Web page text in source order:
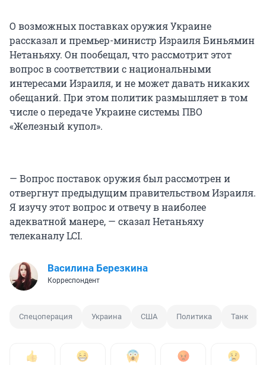
О возможных поставках оружия Украине
рассказал и премьер-министр Израиля Биньямин
Нетаньяху. Он пообещал, что рассмотрит этот
вопрос в соответствии с национальными
интересами Израиля, и не может давать никаких
обещаний. При этом политик размышляет в том
числе о передаче Украине системы ПВО
«Железный купол».
— Вопрос поставок оружия был рассмотрен и
отвергнут предыдущим правительством Израиля.
Я изучу этот вопрос и отвечу в наиболее
адекватной манере, — сказал Нетаньяху
телеканалу LCI.
Василина Березкина
Корреспондент
Спецоперация Украина США Политика Танк